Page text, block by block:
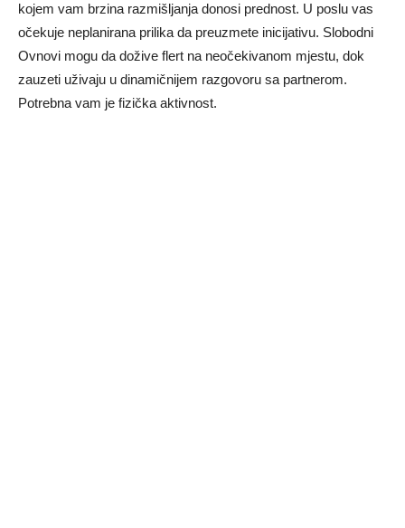
kojem vam brzina razmišljanja donosi prednost. U poslu vas
očekuje neplanirana prilika da preuzmete inicijativu. Slobodni
Ovnovi mogu da dožive flert na neočekivanom mjestu, dok
zauzeti uživaju u dinamičnijem razgovoru sa partnerom.
Potrebna vam je fizička aktivnost.